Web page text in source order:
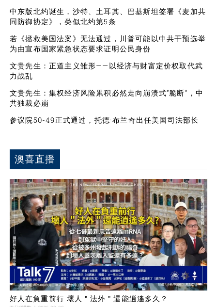
中东版北约诞生，沙特、土耳其、巴基斯坦签署《麦加共
同防御协定》，类似北约第5条
若《拯救美国法案》无法通过，川普可能以中共干预选举
为由宣布国家紧急状态要求证明公民身份
文贵先生：正道主义雏形——以经济与财富定价权取代武
力战乱
文贵先生：集权经济风险累积必然走向崩溃式“脆断”，中
共独裁必崩
参议院50-49正式通过，托德·布兰奇出任美国司法部长
澳喜直播
好人在負重前行 壞人＂法外＂還能逍遙多久？